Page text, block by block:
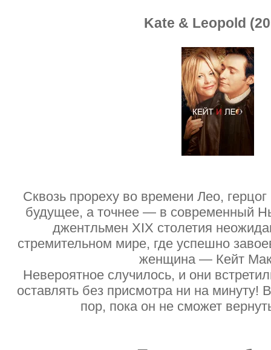
Kate & Leopold
Сквозь прореху во времени Лео,
будущее, а точнее — в современный
джентльмен XIX столетия
стремительном мире, где успешно
женщина — Кейт
Невероятное случилось, и они
оставлять без присмотра ни на минуту!
пор, пока он не сможет